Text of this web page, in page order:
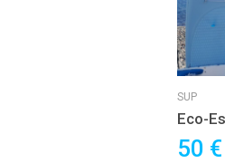
SUP
Eco-
con
50